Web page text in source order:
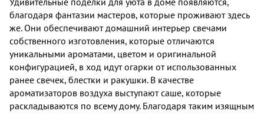
благодаря фантазии мастеров, которые проживают здесь
же. Они обеспечивают домашний интерьер свечами
собственного изготовления, которые отличаются
уникальными ароматами, цветом и оригинальной
конфигурацией, в ход идут огарки от использованных
ранее свечек, блестки и ракушки. В качестве
ароматизаторов воздуха выступают саше, которые
раскладываются по всему дому. Благодаря таким изящным